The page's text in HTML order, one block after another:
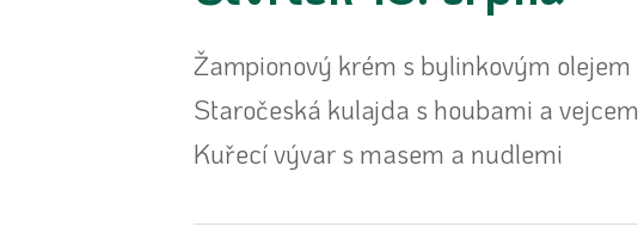
Žampionový krém s bylinkovým olejem
Staročeská kulajda s houbami a vejcem
Kuřecí vývar s masem a nudlemi